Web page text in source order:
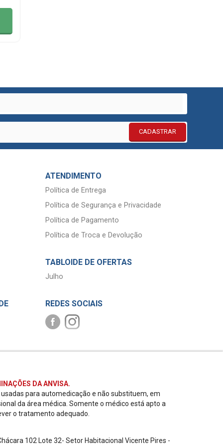
CADASTRAR
ATENDIMENTO
Política de Entrega
Política de Segurança e Privacidade
Política de Pagamento
Política de Troca e Devolução
TABLOIDE DE OFERTAS
Julho
REDES SOCIAIS
DA ANVISA.
para automedicação e não substituem, em
da área médica. Somente o médico está apto a
o tratamento adequado.
102 Lote 32- Setor Habitacional Vicente Pires -